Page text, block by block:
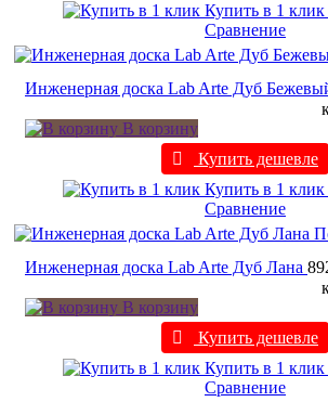
Купить в 1 клик
Сравнение
Инженерная доска Lab Arte Дуб
В корзину
Купить дешевле
Купить в 1 клик
Сравнение
Инженерная доска Lab Arte Дуб Лана
В корзину
Купить дешевле
Купить в 1 клик
Сравнение